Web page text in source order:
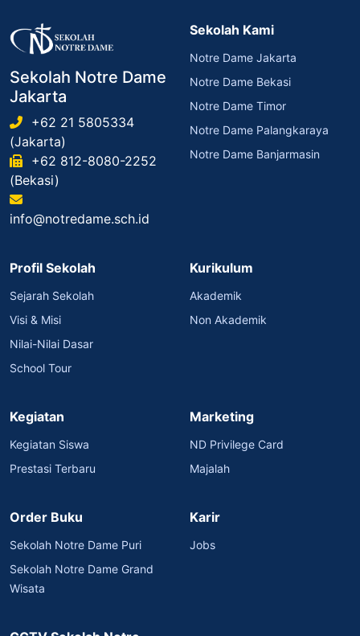
Sekolah Notre Dame
Jakarta
+62 21 5805334
(Jakarta)
+62 812-8080-2252
(Bekasi)
info@notredame.sch.id
Sekolah Kami
Notre Dame Jakarta
Notre Dame Bekasi
Notre Dame Timor
Notre Dame Palangkaraya
Notre Dame Banjarmasin
Profil Sekolah
Sejarah Sekolah
Visi & Misi
Nilai-Nilai Dasar
School Tour
Kurikulum
Akademik
Non Akademik
Kegiatan
Kegiatan Siswa
Prestasi Terbaru
Marketing
ND Privilege Card
Majalah
Order Buku
Sekolah Notre Dame Puri
Sekolah Notre Dame Grand
Wisata
Karir
Jobs